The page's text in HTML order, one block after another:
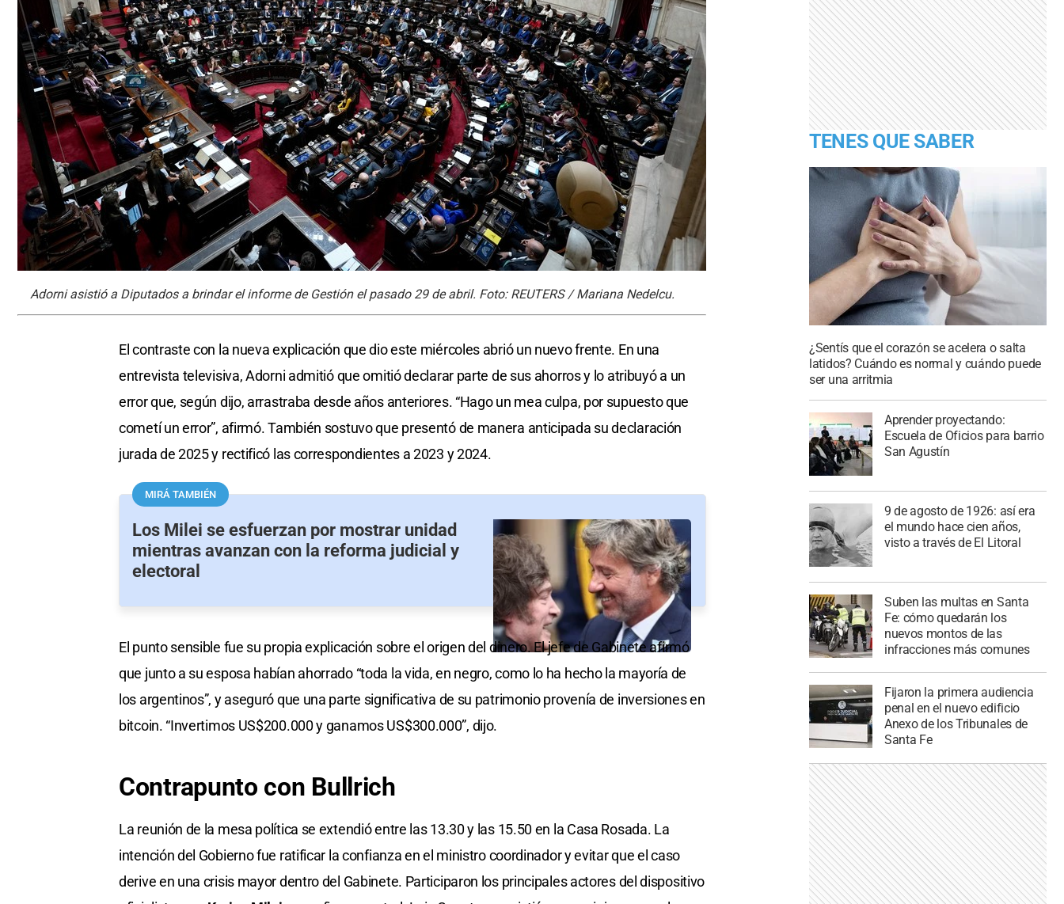
Adorni asistió a Diputados a brindar el informe de Gestión el pasado 29 de abril. Foto: REUTERS / Mariana Nedelcu.
El contraste con la nueva explicación que dio este miércoles abrió un nuevo frente. En una
entrevista televisiva, Adorni admitió que omitió declarar parte de sus ahorros y lo atribuyó a un
error que, según dijo, arrastraba desde años anteriores. “Hago un mea culpa, por supuesto que
cometí un error”, afirmó. También sostuvo que presentó de manera anticipada su declaración
jurada de 2025 y rectificó las correspondientes a 2023 y 2024.
MIRÁ TAMBIÉN
Los Milei se esfuerzan por mostrar unidad
mientras avanzan con la reforma judicial y
electoral
El punto sensible fue su propia explicación sobre el origen del dinero. El jefe de Gabinete afirmó
que junto a su esposa habían ahorrado “toda la vida, en negro, como lo ha hecho la mayoría de
los argentinos”, y aseguró que una parte significativa de su patrimonio provenía de inversiones en
bitcoin. “Invertimos US$200.000 y ganamos US$300.000”, dijo.
Contrapunto con Bullrich
La reunión de la mesa política se extendió entre las 13.30 y las 15.50 en la Casa Rosada. La
intención del Gobierno fue ratificar la confianza en el ministro coordinador y evitar que el caso
derive en una crisis mayor dentro del Gabinete. Participaron los principales actores del dispositivo
TENES QUE SABER
¿Sentís que el corazón se acelera o salta
latidos? Cuándo es normal y cuándo puede
ser una arritmia
Aprender proyectando:
Escuela de Oficios para barrio
San Agustín
9 de agosto de 1926: así era
el mundo hace cien años,
visto a través de El Litoral
Suben las multas en Santa
Fe: cómo quedarán los
nuevos montos de las
infracciones más comunes
Fijaron la primera audiencia
penal en el nuevo edificio
Anexo de los Tribunales de
Santa Fe